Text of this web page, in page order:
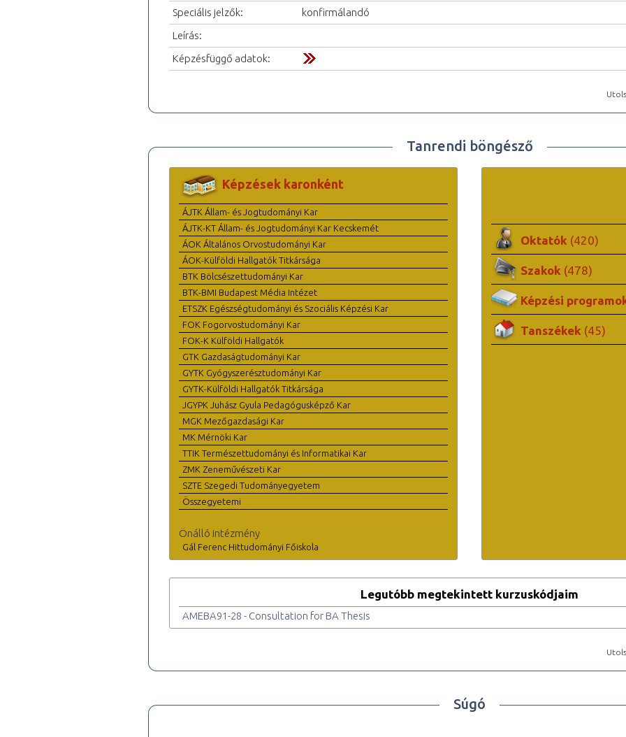
Speciális jelzők:
konfirmálandó
Leírás:
Képzésfüggő adatok:
Tanrendi böngésző
Képzések karonként
ÁJTK Állam- és Jogtudományi Kar
ÁJTK-KT Állam- és Jogtudományi Kar Kecskemét
ÁOK Általános Orvostudományi Kar
ÁOK-Külföldi Hallgatók Titkársága
BTK Bölcsészettudományi Kar
BTK-BMI Budapest Média Intézet
ETSZK Egészségtudományi és Szociális Képzési Kar
FOK Fogorvostudományi Kar
FOK-K Külföldi Hallgatók
GTK Gazdaságtudományi Kar
GYTK Gyógyszerésztudományi Kar
GYTK-Külföldi Hallgatók Titkársága
JGYPK Juhász Gyula Pedagógusképző Kar
MGK Mezőgazdasági Kar
MK Mérnöki Kar
TTIK Természettudományi és Informatikai Kar
ZMK Zeneművészeti Kar
SZTE Szegedi Tudományegyetem
Összegyetemi
Önálló intézmény
Gál Ferenc Hittudományi Főiskola
Oktatók (420)
Szakok (478)
Képzési
Tanszékek (45)
Legutóbb megtekintett kurzuskódjaim
AMEBA91-28 - Consultation for BA Thesis
Súgó